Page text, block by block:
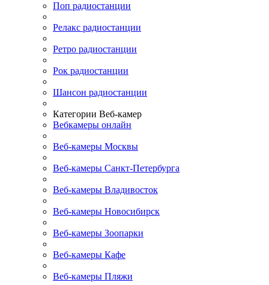
Поп радиостанции
Релакс радиостанции
Ретро радиостанции
Рок радиостанции
Шансон радиостанции
Категории Веб-камер
Вебкамеры онлайн
Веб-камеры Москвы
Веб-камеры Санкт-Петербурга
Веб-камеры Владивосток
Веб-камеры Новосибирск
Веб-камеры Зоопарки
Веб-камеры Кафе
Веб-камеры Пляжи